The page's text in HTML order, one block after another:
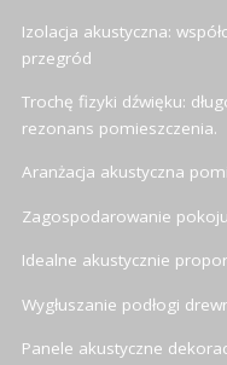
Izolacja akustyczna:
przegród
Trochę fizyki dźwięku:
rezonans pomieszczenia.
Aranżacja akustyczna
Zagospodarowanie
Idealne akustycznie
Wygłuszanie podłogi
Panele akustyczne